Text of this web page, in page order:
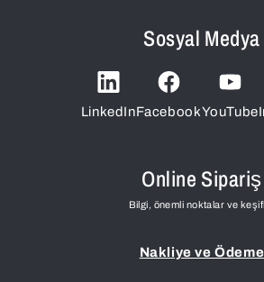
Sosyal Medya
LinkedInFacebookYouTube
Online Sipariş
Bilgi, önemli noktalar ve
Nakliye ve Ödeme